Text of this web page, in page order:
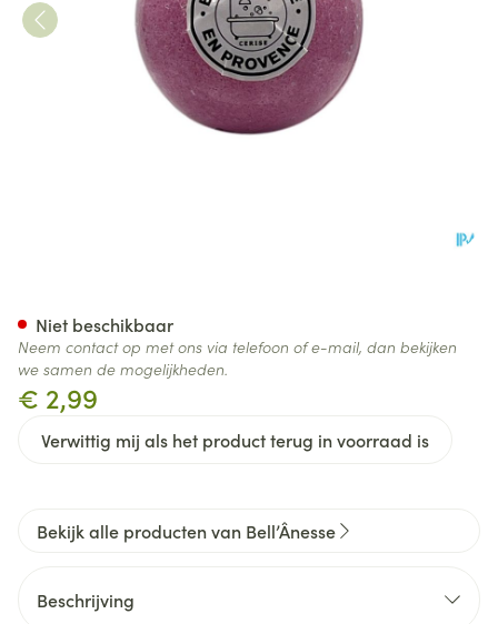
€ 2,99
Verwittig mij als het product terug in voorraad is
Niet beschikbaar
Neem contact op met ons via telefoon of e-mail, dan bekijken
we samen de mogelijkheden.
Bekijk alle producten van Bell’Ânesse
Beschrijving